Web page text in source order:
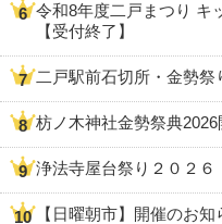
令和8年度二戸まつり キ
【受付終了】
二戸駅前石切所・金勢
枋ノ木神社金勢祭典
浄法寺屋台祭り２０２
【日曜朝市】開催のお知